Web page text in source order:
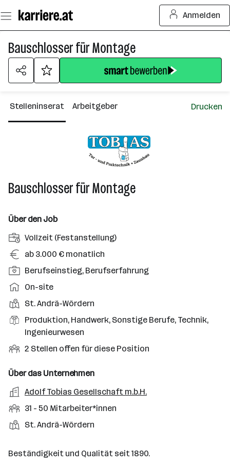
Seiteninhalt
springen
Anmelden
Bauschlosser für Montage
Stelleninserat Arbeitgeber Drucken
Bauschlosser für Montage
Über den Job
A
n
t
e
l
u
g
a
t
Vollzeit (Festanstellung)
G
e
h
a
l
t
ab 3.000 € monatlich
P
o
i
t
o
s
b
e
e
Berufseinstieg, Berufserfahrung
A
r
b
e
t
m
d
e
l
On-site
D
i
s
o
r
St. Andrä-Wördern
B
r
f
f
e
d
r
Produktion, Handwerk, Sonstige Berufe, Technik,
Ingenieurwesen
O
f
n
e
S
l
2 Stellen offen für diese Position
Über das Unternehmen
A
r
e
t
Adolf Tobias Gesellschaft m.b.H.
M
i
t
r
31 - 50 Mitarbeiter*innen
S
a
St. Andrä-Wördern
Beständigkeit und Qualität seit 1890.